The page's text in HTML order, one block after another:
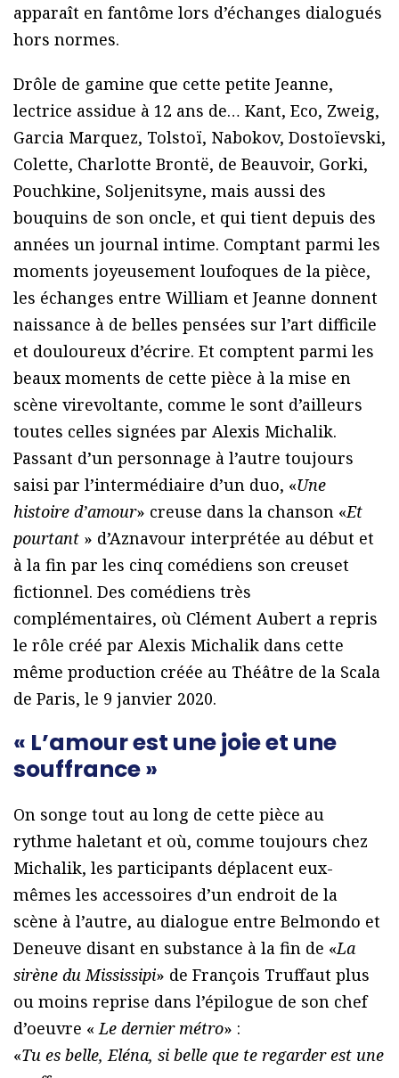
apparaît en fantôme lors d’échanges dialogués
hors normes.
Drôle de gamine que cette petite Jeanne,
lectrice assidue à 12 ans de… Kant, Eco, Zweig,
Garcia Marquez, Tolstoï, Nabokov, Dostoïevski,
Colette, Charlotte Brontë, de Beauvoir, Gorki,
Pouchkine, Soljenitsyne, mais aussi des
bouquins de son oncle, et qui tient depuis des
années un journal intime. Comptant parmi les
moments joyeusement loufoques de la pièce,
les échanges entre William et Jeanne donnent
naissance à de belles pensées sur l’art difficile
et douloureux d’écrire. Et comptent parmi les
beaux moments de cette pièce à la mise en
scène virevoltante, comme le sont d’ailleurs
toutes celles signées par Alexis Michalik.
Passant d’un personnage à l’autre toujours
saisi par l’intermédiaire d’un duo, «Une
histoire d’amour» creuse dans la chanson «Et
pourtant » d’Aznavour interprétée au début et
à la fin par les cinq comédiens son creuset
fictionnel. Des comédiens très
complémentaires, où Clément Aubert a repris
le rôle créé par Alexis Michalik dans cette
même production créée au Théâtre de la Scala
de Paris, le 9 janvier 2020.
« L’amour est une joie et une
souffrance »
On songe tout au long de cette pièce au
rythme haletant et où, comme toujours chez
Michalik, les participants déplacent eux-
mêmes les accessoires d’un endroit de la
scène à l’autre, au dialogue entre Belmondo et
Deneuve disant en substance à la fin de «La
sirène du Mississipi» de François Truffaut plus
ou moins reprise dans l’épilogue de son chef
d’oeuvre « Le dernier métro» :
«Tu es belle, Eléna, si belle que te regarder est une